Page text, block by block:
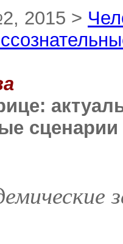
2015 >
сценарии